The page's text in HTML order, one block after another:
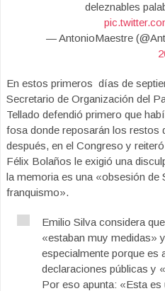
deleznables
— AntonioMaestre
En estos primeros días de
Secretario de Organización del
Tellado defendió primero que
fosa donde reposarán los restos
después, en el Congreso y
Félix Bolaños le exigió una
la memoria es una «obsesión de
franquismo».
Emilio Silva considera
«estaban muy medidas»
especialmente porque es
declaraciones públicas y
Por eso apunta: «Esta es